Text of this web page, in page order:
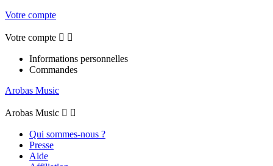
Votre compte
Votre compte  
Informations personnelles
Commandes
Arobas Music
Arobas Music  
Qui sommes-nous ?
Presse
Aide